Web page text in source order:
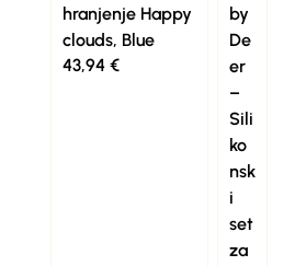
hranjenje Happy
clouds, Blue
43,94 €
by
De
er
–
Sili
ko
nsk
i
set
za